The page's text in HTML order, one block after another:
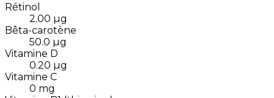
Rétinol
2.00 µg
Bêta-carotène
50.0 µg
Vitamine D
0.20 µg
Vitamine C
0 mg